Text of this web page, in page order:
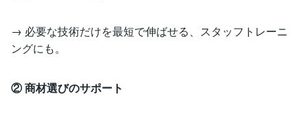
→ 必要な技術だけを最短で伸ばせる、スタッフトレーニ
ングにも。
② 商材選びのサポート